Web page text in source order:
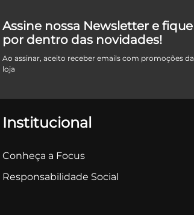
Assine nossa Newsletter e fique
por dentro das novidades!
Ao assinar, aceito receber emails com promoções da
loja
Institucional
Conheça a Focus
Responsabilidade Social